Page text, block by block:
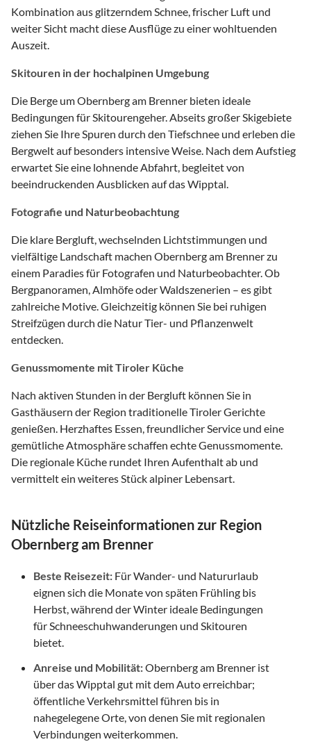
Kombination aus glitzerndem Schnee, frischer Luft und
weiter Sicht macht diese Ausflüge zu einer wohltuenden
Auszeit.
Skitouren in der hochalpinen Umgebung
Die Berge um Obernberg am Brenner bieten ideale
Bedingungen für Skitourengeher. Abseits großer Skigebiete
ziehen Sie Ihre Spuren durch den Tiefschnee und erleben die
Bergwelt auf besonders intensive Weise. Nach dem Aufstieg
erwartet Sie eine lohnende Abfahrt, begleitet von
beeindruckenden Ausblicken auf das Wipptal.
Fotografie und Naturbeobachtung
Die klare Bergluft, wechselnden Lichtstimmungen und
vielfältige Landschaft machen Obernberg am Brenner zu
einem Paradies für Fotografen und Naturbeobachter. Ob
Bergpanoramen, Almhöfe oder Waldszenerien – es gibt
zahlreiche Motive. Gleichzeitig können Sie bei ruhigen
Streifzügen durch die Natur Tier- und Pflanzenwelt
entdecken.
Genussmomente mit Tiroler Küche
Nach aktiven Stunden in der Bergluft können Sie in
Gasthäusern der Region traditionelle Tiroler Gerichte
genießen. Herzhaftes Essen, freundlicher Service und eine
gemütliche Atmosphäre schaffen echte Genussmomente.
Die regionale Küche rundet Ihren Aufenthalt ab und
vermittelt ein weiteres Stück alpiner Lebensart.
Nützliche Reiseinformationen zur Region
Obernberg am Brenner
Beste Reisezeit: Für Wander- und Natururlaub
eignen sich die Monate von späten Frühling bis
Herbst, während der Winter ideale Bedingungen
für Schneeschuhwanderungen und Skitouren
bietet.
Anreise und Mobilität:Obernberg am Brenner ist
über das Wipptal gut mit dem Auto erreichbar;
öffentliche Verkehrsmittel führen bis in
nahegelegene Orte, von denen Sie mit regionalen
Verbindungen weiterkommen.